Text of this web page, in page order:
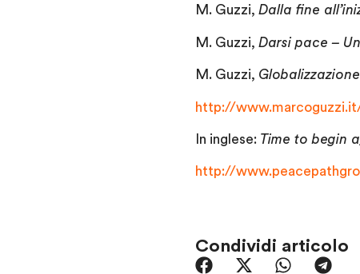
M. Guzzi, Dalla fine
M. Guzzi, Darsi pace –
M. Guzzi,
http://www.marcoguzzi.it/
In inglese: Time to begin
http://
Condividi articolo